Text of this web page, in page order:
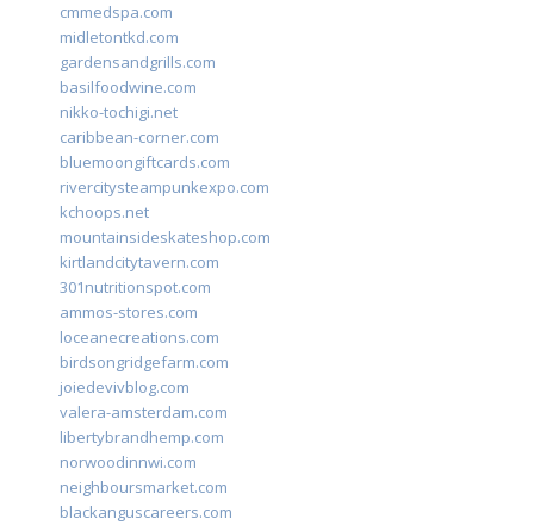
cmmedspa.com
midletontkd.com
gardensandgrills.com
basilfoodwine.com
nikko-tochigi.net
caribbean-corner.com
bluemoongiftcards.com
rivercitysteampunkexpo.com
kchoops.net
mountainsideskateshop.com
kirtlandcitytavern.com
301nutritionspot.com
ammos-stores.com
loceanecreations.com
birdsongridgefarm.com
joiedevivblog.com
valera-amsterdam.com
libertybrandhemp.com
norwoodinnwi.com
neighboursmarket.com
blackanguscareers.com